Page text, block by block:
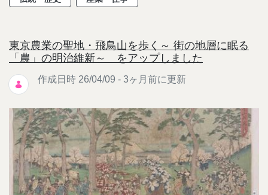
東京農業の聖地・飛鳥山を歩く～ 街の地層に眠る
「農」の明治維新～ をアップしました
作成日時 26/04/09 - 3ヶ月前に更新